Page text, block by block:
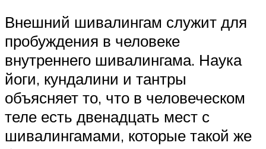
Внешний шивалингам служит для
пробуждения в человеке
внутреннего шивалингама. Наука
йоги, кундалини и тантры
объясняет то, что в человеческом
теле есть двенадцать мест с
шивалингамами, которые такой же